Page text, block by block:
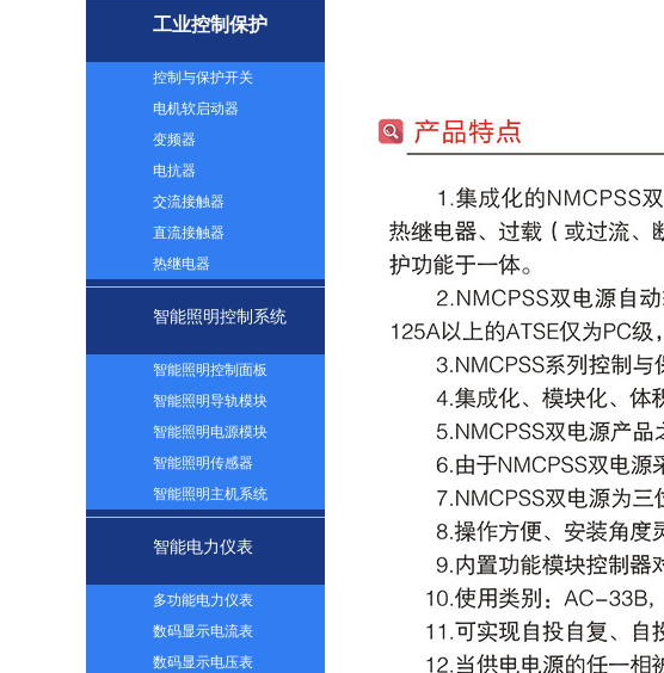
工业控制保护
控制与保护开关
电机软启动器
变频器
电抗器
交流接触器
直流接触器
热继电器
智能照明控制系统
智能照明控制面板
智能照明导轨模块
智能照明电源模块
智能照明传感器
智能照明主机系统
智能电力仪表
多功能电力仪表
数码显示电流表
数码显示电压表